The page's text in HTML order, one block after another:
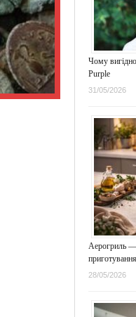
Чому
Purple
31/05/2026
Аерогриль —
28/05/2026